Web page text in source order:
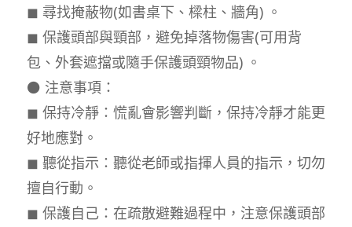
◼ 尋找掩蔽物(如書桌下、樑柱、牆角) 。
◼ 保護頭部與頸部，避免掉落物傷害(可用背
包、外套遮擋或隨手保護頭頸物品) 。
⚫ 注意事項：
◼ 保持冷靜：慌亂會影響判斷，保持冷靜才能更
好地應對。
◼ 聽從指示：聽從老師或指揮人員的指示，切勿
擅自行動。
◼ 保護自己：在疏散避難過程中，注意保護頭部